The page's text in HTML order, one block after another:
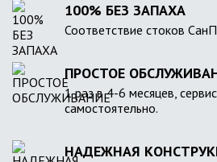
100% БЕЗ ЗАПАХА
Соответствие стоков
ПРОСТОЕ
1 раз в 4-6 месяцев,
самостоятельно.
НАДЕЖНАЯ